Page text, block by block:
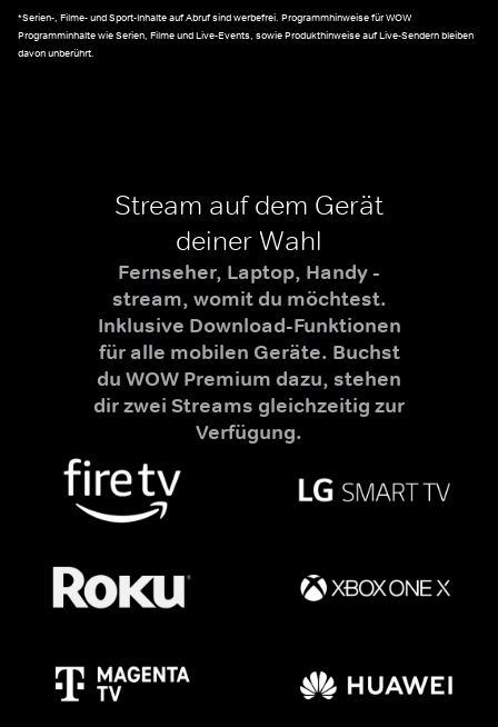
*Serien-, Filme- und Sport-Inhalte auf Abruf sind werbefrei. Programmhinweise für WOW
Programminhalte wie Serien, Filme und Live-Events, sowie Produkthinweise auf Live-Sendern bleiben
davon unberührt.
Stream auf dem Gerät
deiner Wahl
Fernseher, Laptop, Handy -
stream, womit du möchtest.
Inklusive Download-Funktionen
für alle mobilen Geräte. Buchst
du WOW Premium dazu, stehen
dir zwei Streams gleichzeitig zur
Verfügung.